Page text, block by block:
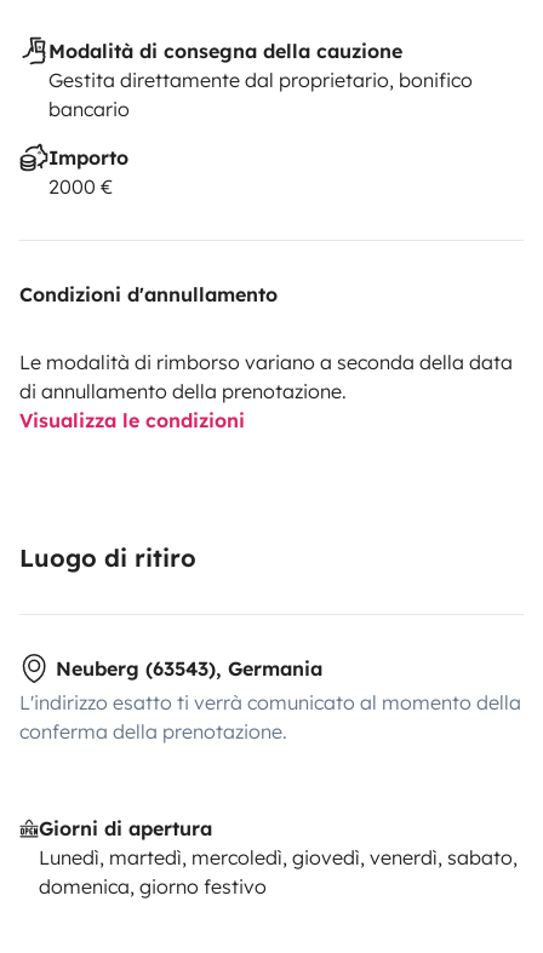
Modalità di consegna della cauzione
Gestita direttamente dal proprietario, bonifico
bancario
Importo
2000 €
Condizioni d'annullamento
Le modalità di rimborso variano a seconda della data
di annullamento della prenotazione.
Visualizza le condizioni
Luogo di ritiro
Neuberg (63543), Germania
L'indirizzo esatto ti verrà comunicato al momento della
conferma della prenotazione.
Giorni di apertura
Lunedì, martedì, mercoledì, giovedì, venerdì, sabato,
domenica, giorno festivo